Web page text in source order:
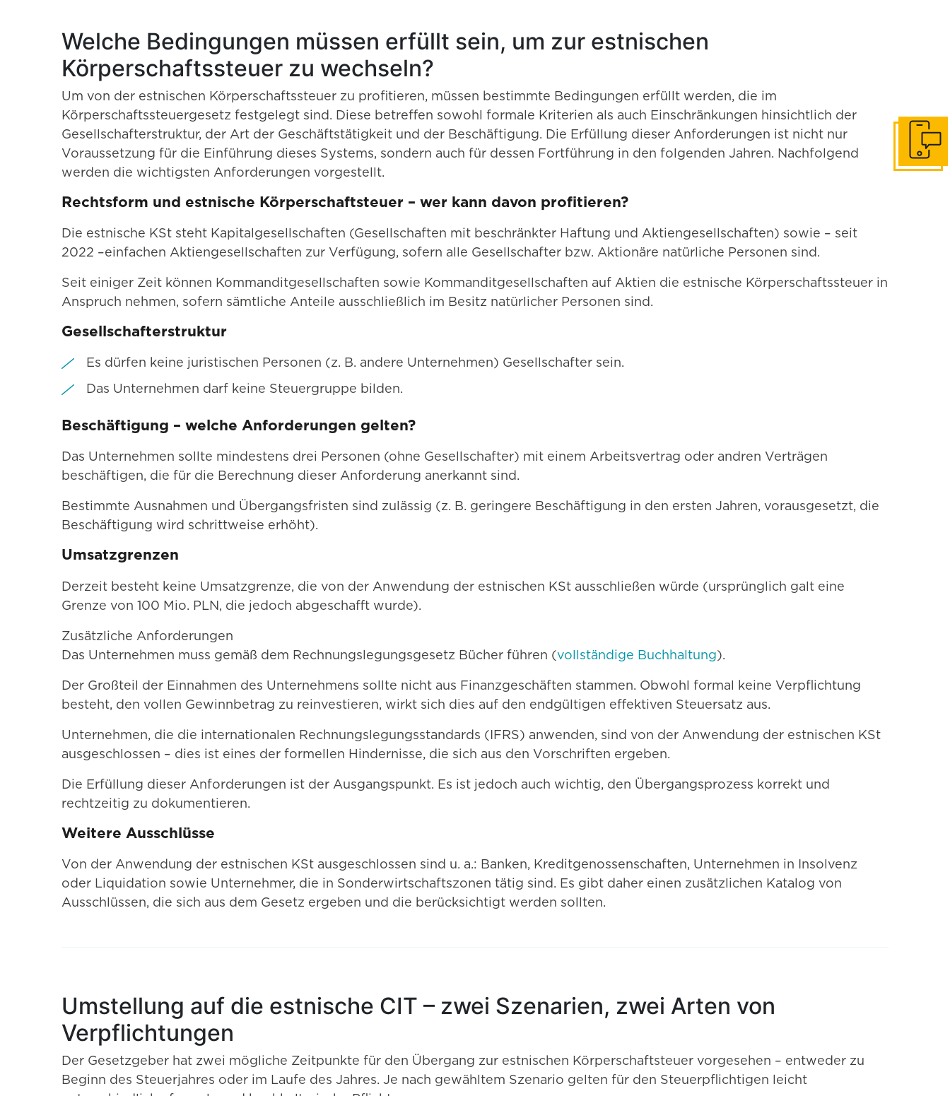
Welche Bedingungen müssen erfüllt sein, um zur estnischen
Körperschaftssteuer zu wechseln?
Um von der estnischen Körperschaftssteuer zu profitieren, müssen bestimmte Bedingungen erfüllt werden, die im
Körperschaftssteuergesetz festgelegt sind. Diese betreffen sowohl formale Kriterien als auch Einschränkungen hinsichtlich der
Gesellschafterstruktur, der Art der Geschäftstätigkeit und der Beschäftigung. Die Erfüllung dieser Anforderungen ist nicht nur
Voraussetzung für die Einführung dieses Systems, sondern auch für dessen Fortführung in den folgenden Jahren. Nachfolgend
werden die wichtigsten Anforderungen vorgestellt.
Rechtsform und estnische Körperschaftsteuer – wer kann davon profitieren?
Die estnische KSt steht Kapitalgesellschaften (Gesellschaften mit beschränkter Haftung und Aktiengesellschaften) sowie – seit
2022 –einfachen Aktiengesellschaften zur Verfügung, sofern alle Gesellschafter bzw. Aktionäre natürliche Personen sind.
Seit einiger Zeit können Kommanditgesellschaften sowie Kommanditgesellschaften auf Aktien die estnische Körperschaftssteuer in
Anspruch nehmen, sofern sämtliche Anteile ausschließlich im Besitz natürlicher Personen sind.
Gesellschafterstruktur
Es dürfen keine juristischen Personen (z. B. andere Unternehmen) Gesellschafter sein.
Das Unternehmen darf keine Steuergruppe bilden.
Beschäftigung – welche Anforderungen gelten?
Das Unternehmen sollte mindestens drei Personen (ohne Gesellschafter) mit einem Arbeitsvertrag oder andren Verträgen
beschäftigen, die für die Berechnung dieser Anforderung anerkannt sind.
Bestimmte Ausnahmen und Übergangsfristen sind zulässig (z. B. geringere Beschäftigung in den ersten Jahren, vorausgesetzt, die
Beschäftigung wird schrittweise erhöht).
Umsatzgrenzen
Derzeit besteht keine Umsatzgrenze, die von der Anwendung der estnischen KSt ausschließen würde (ursprünglich galt eine
Grenze von 100 Mio. PLN, die jedoch abgeschafft wurde).
Zusätzliche Anforderungen
Das Unternehmen muss gemäß dem Rechnungslegungsgesetz Bücher führen (vollständige Buchhaltung).
Der Großteil der Einnahmen des Unternehmens sollte nicht aus Finanzgeschäften stammen. Obwohl formal keine Verpflichtung
besteht, den vollen Gewinnbetrag zu reinvestieren, wirkt sich dies auf den endgültigen effektiven Steuersatz aus.
Unternehmen, die die internationalen Rechnungslegungsstandards (IFRS) anwenden, sind von der Anwendung der estnischen KSt
ausgeschlossen – dies ist eines der formellen Hindernisse, die sich aus den Vorschriften ergeben.
Die Erfüllung dieser Anforderungen ist der Ausgangspunkt. Es ist jedoch auch wichtig, den Übergangsprozess korrekt und
rechtzeitig zu dokumentieren.
Weitere Ausschlüsse
Von der Anwendung der estnischen KSt ausgeschlossen sind u. a.: Banken, Kreditgenossenschaften, Unternehmen in Insolvenz
oder Liquidation sowie Unternehmer, die in Sonderwirtschaftszonen tätig sind. Es gibt daher einen zusätzlichen Katalog von
Ausschlüssen, die sich aus dem Gesetz ergeben und die berücksichtigt werden sollten.
Umstellung auf die estnische CIT – zwei Szenarien, zwei Arten von
Verpflichtungen
Der Gesetzgeber hat zwei mögliche Zeitpunkte für den Übergang zur estnischen Körperschaftsteuer vorgesehen – entweder zu
Beginn des Steuerjahres oder im Laufe des Jahres. Je nach gewähltem Szenario gelten für den Steuerpflichtigen leicht
In